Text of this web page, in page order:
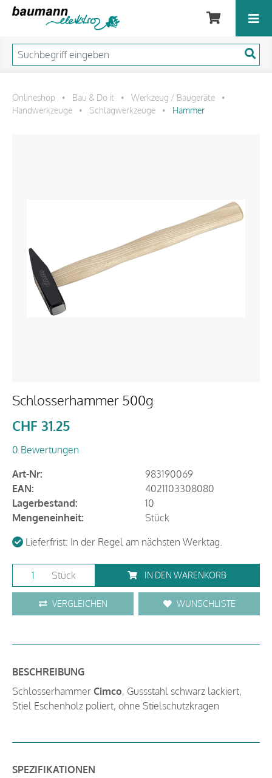
Onlineshop • Bau & Do it • Werkzeug / Baugeräte
•
Handwerkzeuge
• Schlagwerkzeuge • Hammer
Schlosserhammer 500g
CHF 31.25
0 Bewertungen
Art-Nr:
983190069
EAN:
4021103308080
Lagerbestand:
10
Mengeneinheit:
Stück
Lieferfrist: In der Regel am nächsten Werktag.
Stück IN DEN WARENKORB
VERGLEICHEN WUNSCHLISTE
BESCHREIBUNG
Schlosserhammer Cimco, Gussstahl schwarz lackiert,
Stiel Eschenholz poliert, ohne Stielschutzkragen
SPEZIFIKATIONEN